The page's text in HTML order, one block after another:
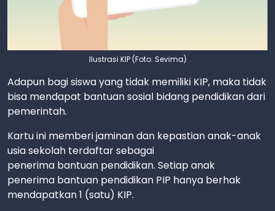
Ilustrasi KIP (Foto: Sevima)
Adapun bagi siswa yang tidak memiliki KIP, maka tidak
bisa mendapat bantuan sosial bidang pendidikan dari
pemerintah.
Kartu ini memberi jaminan dan kepastian anak-anak
usia sekolah terdaftar sebagai
penerima bantuan pendidikan. Setiap anak
penerima bantuan pendidikan PIP hanya berhak
mendapatkan 1 (satu) KIP.